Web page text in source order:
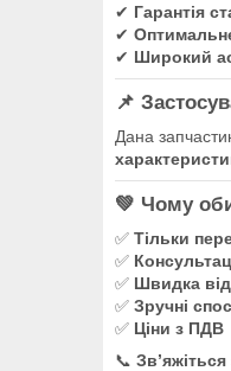
✔ Гарантія
✔
✔ Широкий
📌
Дана
💚 Чому
✅ Тільки
✅
✅ Швидка
✅ Зручні
✅ Ціни з ПДВ
📞